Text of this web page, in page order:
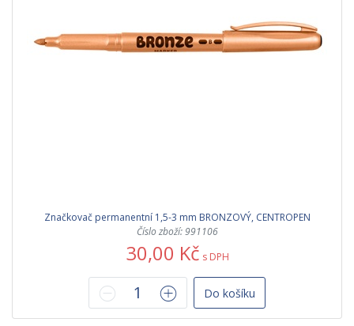
Značkovač permanentní 1,5-3 mm BRONZOVÝ, CENTROPEN
Číslo zboží: 991106
30,00 Kč s DPH
Do košíku